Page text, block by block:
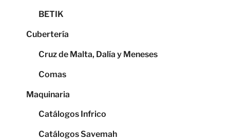
BETIK
Cubertería
Cruz de Malta, Dalía y Meneses
Comas
Maquinaria
Catálogos Infrico
Catálogos Savemah